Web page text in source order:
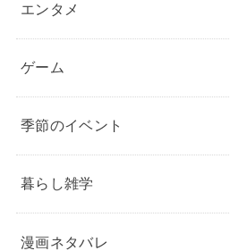
エンタメ
ゲーム
季節のイベント
暮らし雑学
漫画ネタバレ